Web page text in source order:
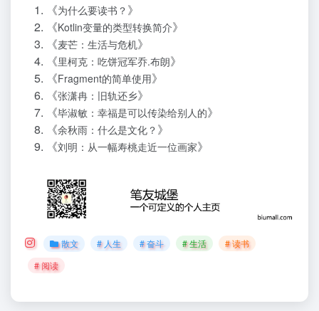
《为什么要读书？ 》
《Kotlin变量的类型转换简介》
《麦芒：生活与危机》
《里柯克：吃饼冠军乔.布朗》
《Fragment的简单使用》
《张潇冉：旧轨还乡》
《毕淑敏：幸福是可以传染给别人的》
《余秋雨：什么是文化？ 》
《刘明：从一幅寿桃走近一位画家》
散文 # 人生 # 奋斗 # 生活
# 读书
# 阅读